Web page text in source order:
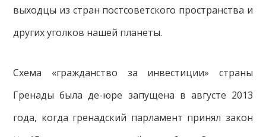
выходцы из стран постсоветского пространства и
других уголков нашей планеты.
Схема «гражданство за инвестиции» страны
Гренады была де-юре запущена в августе 2013
года, когда гренадский парламент принял закон